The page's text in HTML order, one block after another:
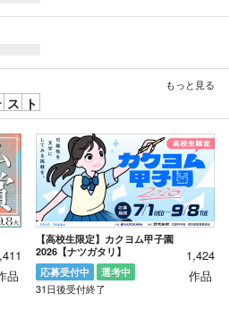
もっと見る
ト
品
【高校生限定】カクヨム甲子園
2026【ナツガタリ】
応募受付中
選考中
31日後受付終了
1,424
作品